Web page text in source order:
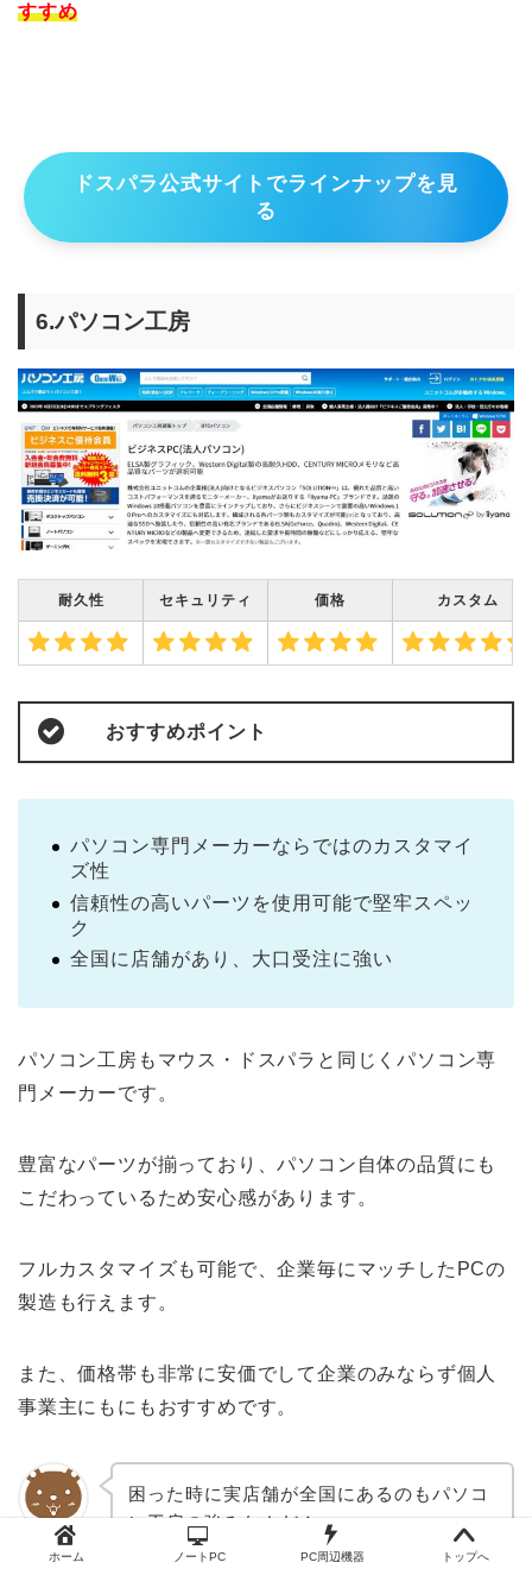
すすめ
ドスパラ公式サイトでラインナップを見
る
6.パソコン工房
耐久性 セキュリティ 価格 カスタム
おすすめポイント
パソコン専門メーカーならではのカスタマイ
ズ性
信頼性の高いパーツを使用可能で堅牢スペッ
ク
全国に店舗があり、大口受注に強い
パソコン工房もマウス・ドスパラと同じくパソコン専
門メーカーです。
豊富なパーツが揃っており、パソコン自体の品質にも
こだわっているため安心感があります。
フルカスタマイズも可能で、企業毎にマッチしたPCの
製造も行えます。
また、価格帯も非常に安価でして企業のみならず個人
事業主にもにもおすすめです。
ぱそろぐま
困った時に実店舗が全国にあるのもパソコ
ン工房の強みなんだ！
ホーム ノートPC PC周辺機器 トップへ